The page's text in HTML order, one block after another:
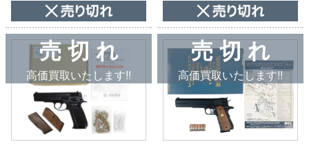
売 切 れ
高価買取いたします!!
売 切 れ
高価買取いたします!!